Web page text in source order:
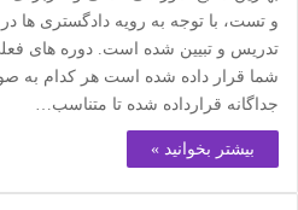
و تست، با توجه به رویه دادگستری ها
تدریس و تبیین شده است. دوره های
شما قرار داده شده است هر کدام به
جداگانه قرارداده شده تا متناسب…
بیشتر بخوانید »